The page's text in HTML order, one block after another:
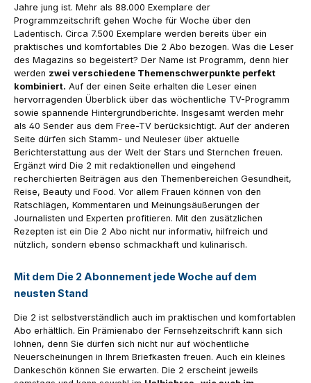
Jahre jung ist. Mehr als 88.000 Exemplare der
Programmzeitschrift gehen Woche für Woche über den
Ladentisch. Circa 7.500 Exemplare werden bereits über ein
praktisches und komfortables Die 2 Abo bezogen. Was die Leser
des Magazins so begeistert? Der Name ist Programm, denn hier
werden zwei verschiedene Themenschwerpunkte perfekt
kombiniert. Auf der einen Seite erhalten die Leser einen
hervorragenden Überblick über das wöchentliche TV-Programm
sowie spannende Hintergrundberichte. Insgesamt werden mehr
als 40 Sender aus dem Free-TV berücksichtigt. Auf der anderen
Seite dürfen sich Stamm- und Neuleser über aktuelle
Berichterstattung aus der Welt der Stars und Sternchen freuen.
Ergänzt wird Die 2 mit redaktionellen und eingehend
recherchierten Beiträgen aus den Themenbereichen Gesundheit,
Reise, Beauty und Food. Vor allem Frauen können von den
Ratschlägen, Kommentaren und Meinungsäußerungen der
Journalisten und Experten profitieren. Mit den zusätzlichen
Rezepten ist ein Die 2 Abo nicht nur informativ, hilfreich und
nützlich, sondern ebenso schmackhaft und kulinarisch.
Mit dem Die 2 Abonnement jede Woche auf dem
neusten Stand
Die 2 ist selbstverständlich auch im praktischen und komfortablen
Abo erhältlich. Ein Prämienabo der Fernsehzeitschrift kann sich
lohnen, denn Sie dürfen sich nicht nur auf wöchentliche
Neuerscheinungen in Ihrem Briefkasten freuen. Auch ein kleines
Dankeschön können Sie erwarten. Die 2 erscheint jeweils